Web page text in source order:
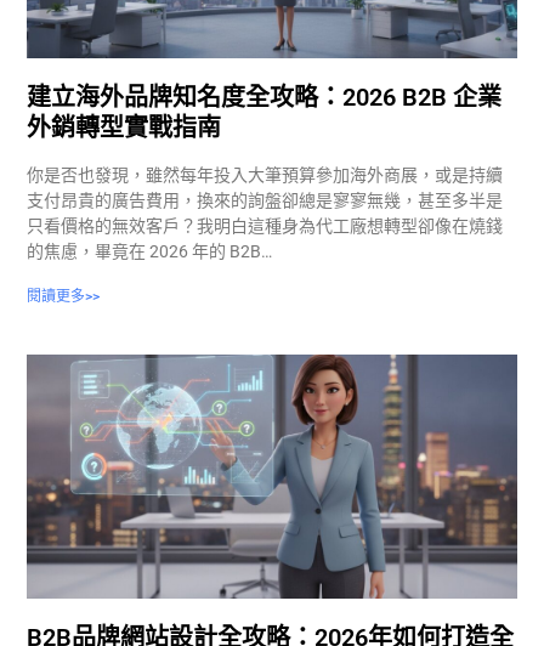
建立海外品牌知名度全攻略：2026 B2B 企業
外銷轉型實戰指南
你是否也發現，雖然每年投入大筆預算參加海外商展，或是持續
支付昂貴的廣告費用，換來的詢盤卻總是寥寥無幾，甚至多半是
只看價格的無效客戶？我明白這種身為代工廠想轉型卻像在燒錢
的焦慮，畢竟在 2026 年的 B2B…
閱讀更多>>
B2B品牌網站設計全攻略：2026年如何打造全